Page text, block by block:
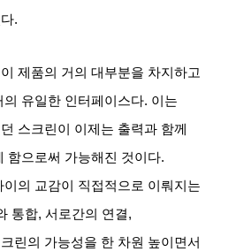
.
제품의 거의 대부분을 차지하고
유일한 인터페이스다. 이는
스크린이 이제는 출력과 함께
함으로써 가능해진 것이다.
의 교감이 직접적으로 이뤄지는
통합,서로간의 연결,
린의 가능성을 한 차원 높이면서